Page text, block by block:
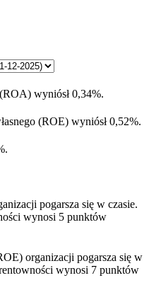
wyniósł 0,34%.
(ROE) wyniósł 0,52%.
pogarsza się w czasie.
wynosi 5 punktów
organizacji pogarsza się w
wynosi 7 punktów